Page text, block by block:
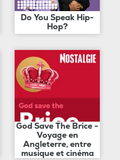
Do You Speak Hip-
Hop?
God Save The Brice -
Voyage en
Angleterre, entre
musique et cinéma